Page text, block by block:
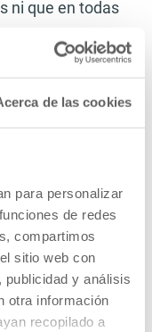
de las cookies
para personalizar
de redes
compartimos
sitio web con
y análisis
otra información
recopilado a
ni que en todas
optar por una
y en raciones
para
suficiente. Lo
como
ración de
comer
kg es suficiente),
que vuestro